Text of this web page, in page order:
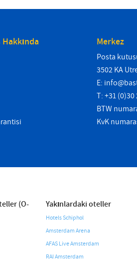
Merkez
Posta
3502 KA
E:
T: +31 (0)30
BTW
KvK
(O-
Yakınlardaki oteller
Hotels Schiphol
Amsterdam Arena
AFAS Live Amsterdam
RAI Amsterdam